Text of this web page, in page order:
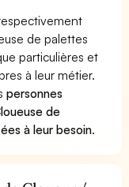
de palettes
particulières et
à leur métier.
personnes
de
à leur besoin.